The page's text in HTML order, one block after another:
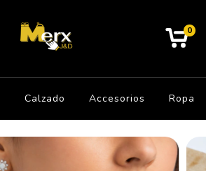
0
Calzado Accesorios Ropa